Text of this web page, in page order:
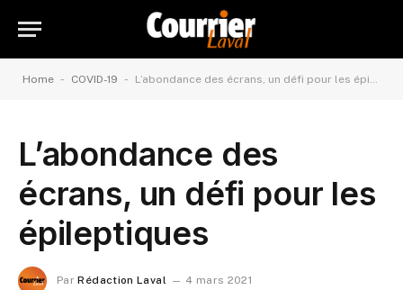
Home - COVID-19 - L’abondance des écrans, un défi pour les épileptiques
L’abondance des
écrans, un défi pour les
épileptiques
Par Rédaction Laval 4 mars 2021